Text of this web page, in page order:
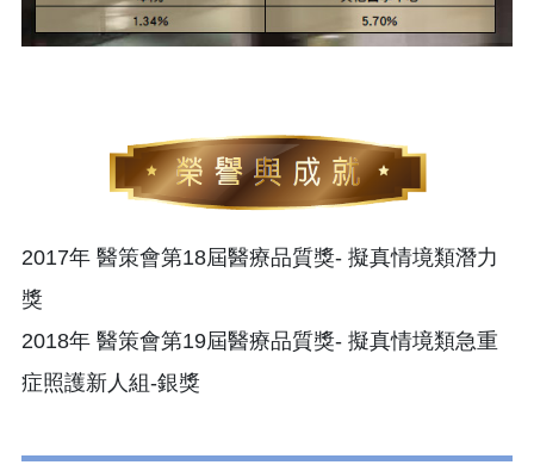
2017年 醫策會第18屆醫療品質獎- 擬真情境類潛力
獎
2018年 醫策會第19屆醫療品質獎- 擬真情境類急重
症照護新人組-銀獎